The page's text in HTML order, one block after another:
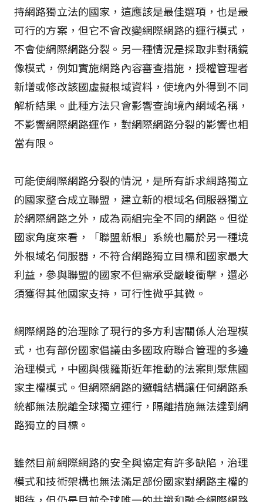
持網路獨立法的國家，這應該是最佳選項，也是最
可行的方案，但它不會改變網際網路的運行模式，
不會使網際網路分裂。另一種情況是採取非對稱鏡
像模式，例如實施網路內容審查措施，授權管理者
新增或修改該國虛擬根域資料，使境內外得到不同
解析結果。此種方法只會影響查詢境內網域名稱，
不影響網際網路運作，對網際網路分裂的影響也相
當有限。
可能使網際網路分裂的情況，是所有訴求網路獨立
的國家整合成立聯盟，建立新的根域名伺服器獨立
於網際網路之外，成為兩組完全不同的網路。但從
國家角度來看，「聯盟新根」系統也屬於另一種境
外根域名伺服器，不符合網路獨立目標和國家最大
利益，參與聯盟的國家不但需承受嚴峻衝擊，還必
須獲得其他國家支持，可行性微乎其微。
網際網路的治理除了現行的多方利害關係人治理模
式，也有部份國家倡議由多國政府聯合管理的多邊
治理模式，中國與俄羅斯近年推動的法案則聚焦國
家主權模式。但網際網路的邏輯結構讓任何網路系
統都無法脫離全球獨立運行，隔離措施無法達到網
路獨立的目標。
雖然目前網際網路的安全與協定有許多缺陷，治理
模式和技術架構也無法滿足部份國家對網路主權的